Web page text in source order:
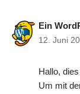
Ein
12. Juni
Hallo,
Um mit